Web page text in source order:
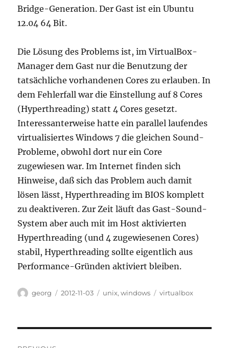
Bridge-Generation. Der Gast ist ein Ubuntu
12.04 64 Bit.
Die Lösung des Problems ist, im VirtualBox-
Manager dem Gast nur die Benutzung der
tatsächliche vorhandenen Cores zu erlauben. In
dem Fehlerfall war die Einstellung auf 8 Cores
(Hyperthreading) statt 4 Cores gesetzt.
Interessanterweise hatte ein parallel laufendes
virtualisiertes Windows 7 die gleichen Sound-
Probleme, obwohl dort nur ein Core
zugewiesen war. Im Internet finden sich
Hinweise, daß sich das Problem auch damit
lösen lässt, Hyperthreading im BIOS komplett
zu deaktiveren. Zur Zeit läuft das Gast-Sound-
System aber auch mit im Host aktivierten
Hyperthreading (und 4 zugewiesenen Cores)
stabil, Hyperthreading sollte eigentlich aus
Performance-Gründen aktiviert bleiben.
Author
georg
Posted
2012-11-03 Categories
unix,windows Tags
virtualbox